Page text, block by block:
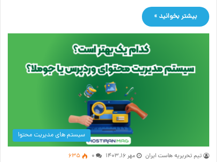
بیشتر بخوانید »
سیستم های مدیریت محتوا
تیم تحریریه هاست ایران مهر ۱۶, ۱۴۰۳ ۰ 635